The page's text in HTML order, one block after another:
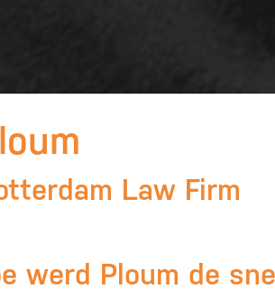
Law Firm
werd Ploum de